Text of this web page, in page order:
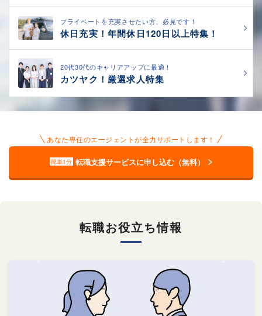
プライベートを充実させたい方、必見です！
休日充実！年間休日120日以上特集！
20代30代のキャリアアップに最適！
カツヤク！厳選求人特集
あなた専任のエージェントが全力サポートします！
簡単1分 転職支援サービスに申し込む（無料）
転職お役立ち情報